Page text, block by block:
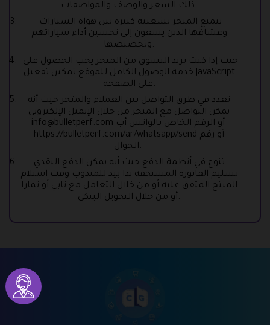
ذلك السعر والوصف والمواصفات.
وعشاقها الذين يسعون إلى تحسين أداء سياراتهم
وتخصيصها.
خدمة الوصول الكامل للموقع تمكين تفعيل JavaScript
على الصفحة.
تعدد في طرق التواصل بين العملاء والمتجر حيث أنه
يمكن التواصل مع المتجر من خلال الإيميل الإلكتروني
info@bulletperf.com
https://bulletperf.com/ar/whatsapp/send
الجوال.
تنوع في أنظمة الدفع حيث أنه يمكن الدفع النقدي
تسليم الفاتورة المستحقة يدا بيد للمندوب وقت استلام
المنتج المتفق عليه أو من خلال التعامل مع تابي أو تمارا
أو من خلال التحويل البنكي.